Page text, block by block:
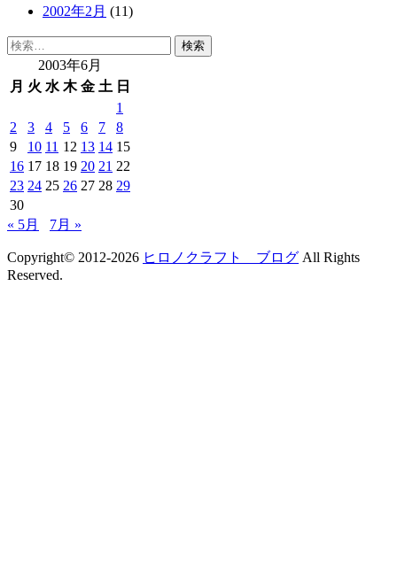
2002年2月 (11)
検
2003年6月
月 火 水 木 金 土 日
1
2
3 4 5 6 7
8
9
10 11 12 13 14 15
16 17 18 19 20 21 22
23 24 25 26 27 28 29
30
« 5月
7月 »
Copyright© 2012-2026 ヒロノクラフト ブログ All Rights
Reserved.